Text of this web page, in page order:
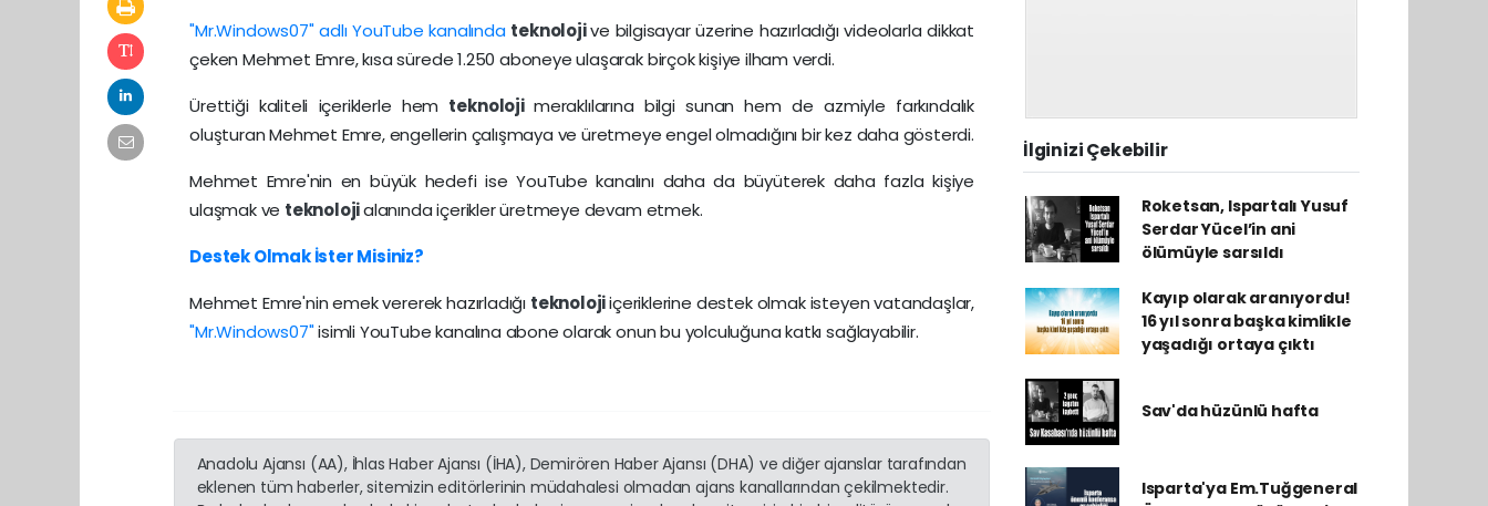
"Mr.Windows07" adlı YouTube kanalında teknolojive bilgisayar üzerine hazırladığı videolarla dikkat
çeken Mehmet Emre, kısa sürede 1.250 aboneye ulaşarak birçok kişiye ilham verdi.
Ürettiği kaliteli içeriklerle hem teknolojimeraklılarına bilgi sunan hem de azmiyle farkındalık
oluşturan Mehmet Emre, engellerin çalışmaya ve üretmeye engel olmadığını bir kez daha gösterdi.
Mehmet Emre'nin en büyük hedefi ise YouTube kanalını daha da büyüterek daha fazla kişiye
ulaşmak ve teknolojialanında içerikler üretmeye devam etmek.
Destek Olmak İster Misiniz?
Mehmet Emre'nin emek vererek hazırladığı teknolojiiçeriklerine destek olmak isteyen vatandaşlar,
"Mr.Windows07"isimli YouTube kanalına abone olarak onun bu yolculuğuna katkı sağlayabilir.
Anadolu Ajansı (AA), İhlas Haber Ajansı (İHA), Demirören Haber Ajansı (DHA) ve diğer ajanslar tarafından
eklenen tüm haberler, sitemizin editörlerinin müdahalesi olmadan ajans kanallarından çekilmektedir.
İlginizi Çekebilir
Roketsan, Ispartalı Yusuf
Serdar Yücel’in ani
ölümüyle sarsıldı
Kayıp olarak aranıyordu!
16 yıl sonra başka kimlikle
yaşadığı ortaya çıktı
Sav'da hüzünlü hafta
Isparta'ya Em.Tuğgeneral